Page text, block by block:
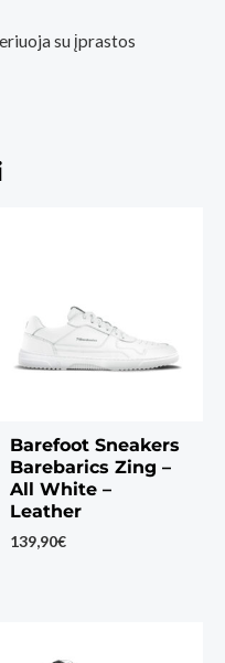
su įprastos
Barefoot Sneakers
Barebarics Zing –
All White –
Leather
139,90€